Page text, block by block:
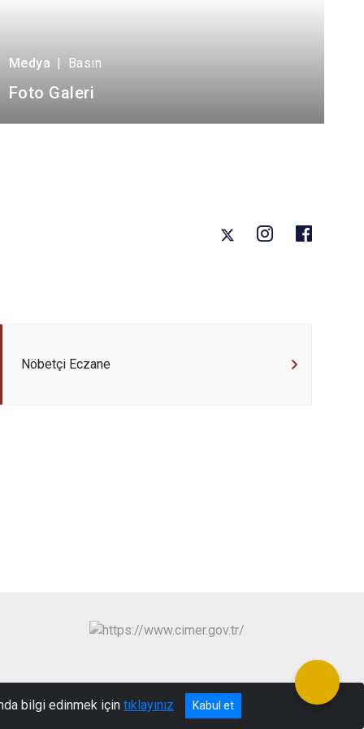
Medya | Basın
Foto Galeri
Nöbetçi Eczane
bilgi edinmek için tıklayınız Kabul et